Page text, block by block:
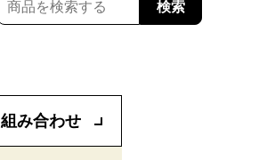
検索
組み合わせ